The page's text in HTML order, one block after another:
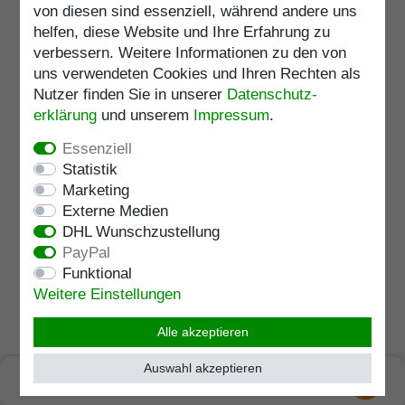
herausgearbeitetem
Windhundkopf, aufgesetzt auf
einen Stock aus edlem
Makassar Ebenholz, inklusiv
Schlankpuffer.
inkl. ges. MwSt. zzgl.Versandkosten
Artikelnummer2464-E
Merkliste
Lagerlänge: 98cm
Knaufstock BOLOGNA,
handgefertigter Knaufgriff aus
Stock aus edlem Makassar
Ebenholz, inklusiv
Schlankpuffer
Artikelnummer
Merkliste
von diesen sind essenziell, während andere uns
helfen, diese Website und Ihre Erfahrung zu
verbessern. Weitere Informationen zu den von
uns verwendeten Cookies und Ihren Rechten als
Nutzer finden Sie in unserer Daten­schutz­
erklärung und unserem Impressum.
Essenziell
Statistik
Marketing
Externe Medien
DHL Wunschzustellung
PayPal
Funktional
Weitere Einstellungen
Alle akzeptieren
Auswahl akzeptieren
SEHR GUT